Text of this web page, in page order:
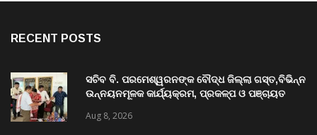
RECENT POSTS
ସଚିବ ବି. ପରମେଶ୍ୱରନଙ୍କ ବୌଦ୍ଧ ଜିଲ୍ଲା ଗସ୍ତ,ବିଭିନ୍ନ
ଉନ୍ନୟନମୂଳକ କାର୍ଯ୍ୟକ୍ରମ, ପ୍ରକଳ୍ପ ଓ ପଞ୍ଚାୟତ
Aug 8, 2026